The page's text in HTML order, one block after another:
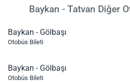
Baykan - Tatvan Diğer
Baykan - Gölbaşı
Otobüs Bileti
Baykan - Gölbaşı
Otobüs Bileti